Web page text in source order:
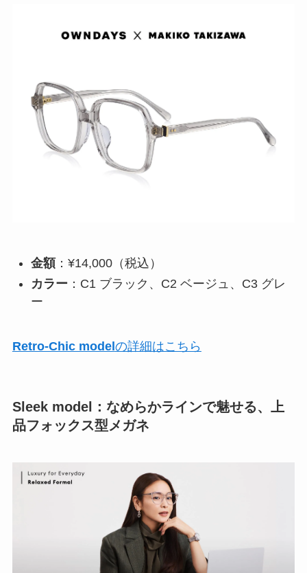
金額：¥14,000（税込）
カラー ：C1 ブラック、C2 ベージュ、C3 グレ
ー
Retro-Chic modelの詳細はこちら
Sleek model
：なめらかラインで魅せる、上
品フォックス型メガネ